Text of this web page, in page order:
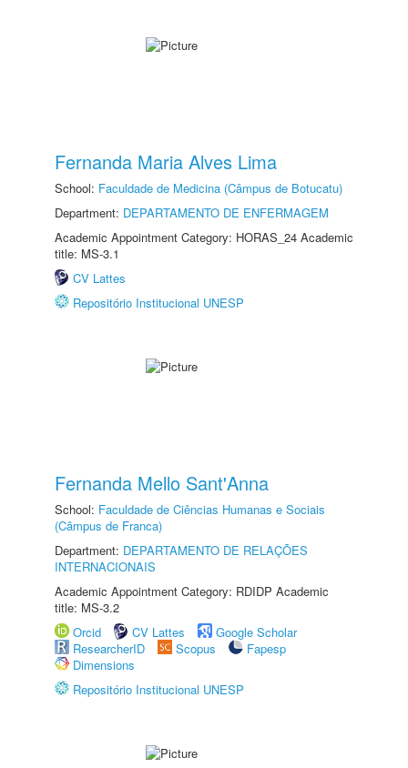
Fernanda Maria Alves Lima
School: Faculdade de Medicina (Câmpus de Botucatu)
Department: DEPARTAMENTO DE ENFERMAGEM
Academic Appointment Category: HORAS_24 Academic
title: MS-3.1
CV Lattes
Repositório Institucional UNESP
Fernanda Mello Sant'Anna
School: Faculdade de Ciências Humanas e Sociais
(Câmpus de Franca)
Department: DEPARTAMENTO DE RELAÇÕES
INTERNACIONAIS
Academic Appointment Category: RDIDP Academic
title: MS-3.2
Orcid
CV Lattes
Google Scholar
ResearcherID
Scopus
Fapesp
Dimensions
Repositório Institucional UNESP